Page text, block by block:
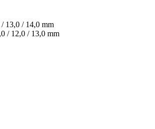
13,0 / 14,0 mm
/ 12,0 / 13,0 mm